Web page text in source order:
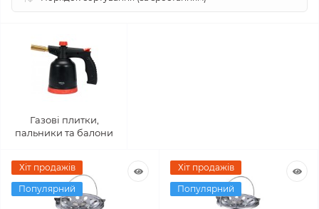
Газові плитки,
пальники та балони
Хіт продажів
Популярний
Хіт продажів
Популярний